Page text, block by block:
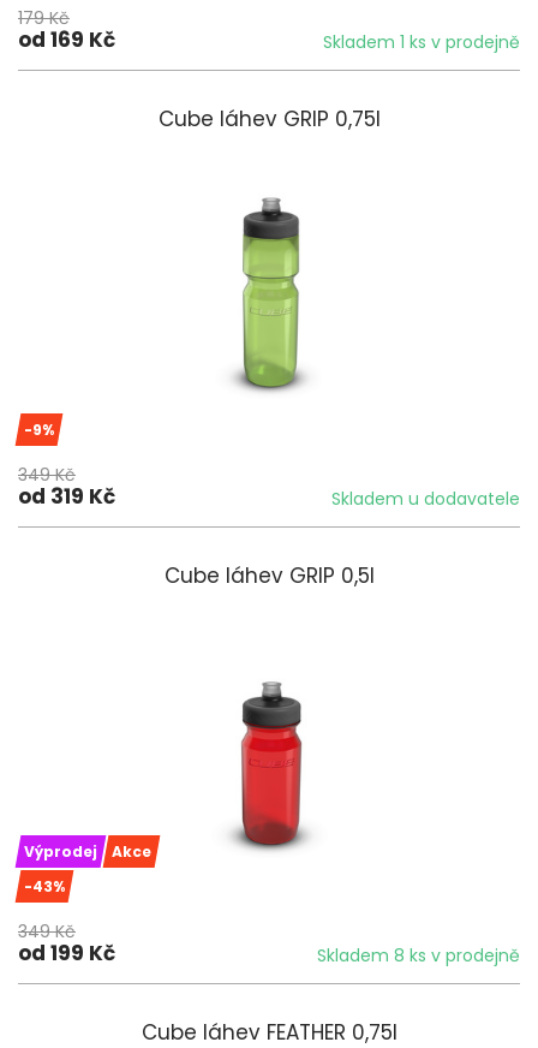
179 Kč
od 169 Kč Skladem 1 ks v prodejně
Cube láhev GRIP 0,75l
-9%
349 Kč
od 319 Kč Skladem u dodavatele
Cube láhev GRIP 0,5l
Výprodej
Akce
-43%
349 Kč
od 199 Kč Skladem 8 ks v prodejně
Cube láhev FEATHER 0,75l